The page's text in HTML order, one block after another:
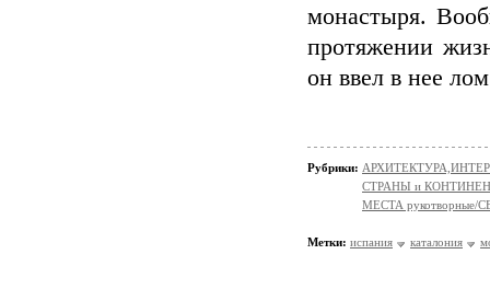
монастыря.
протяжении
он ввел в нее
Рубрики:
СТРАНЫ и
МЕСТА
Метки: испания каталония